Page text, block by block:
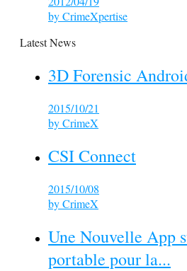
byCrimeXpertise
Latest News
3D Forensic
2015/10/21
byCrimeX
CSI Connect
2015/10/08
byCrimeX
Une Nouvelle App
portable pour la...